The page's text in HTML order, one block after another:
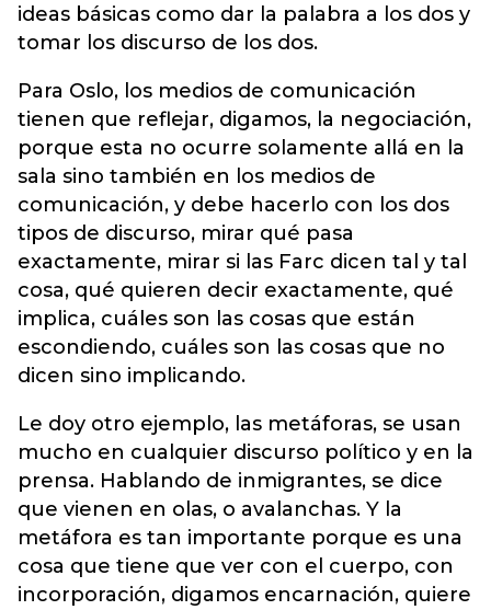
ideas básicas como dar la palabra a los dos y
tomar los discurso de los dos.
Para Oslo, los medios de comunicación
tienen que reflejar, digamos, la negociación,
porque esta no ocurre solamente allá en la
sala sino también en los medios de
comunicación, y debe hacerlo con los dos
tipos de discurso, mirar qué pasa
exactamente, mirar si las Farc dicen tal y tal
cosa, qué quieren decir exactamente, qué
implica, cuáles son las cosas que están
escondiendo, cuáles son las cosas que no
dicen sino implicando.
Le doy otro ejemplo, las metáforas, se usan
mucho en cualquier discurso político y en la
prensa. Hablando de inmigrantes, se dice
que vienen en olas, o avalanchas. Y la
metáfora es tan importante porque es una
cosa que tiene que ver con el cuerpo, con
incorporación, digamos encarnación, quiere